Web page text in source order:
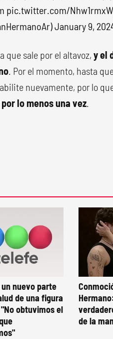
pic.twitter.com/
January 9,
que sale por el altavoz, y el
. Por el momento, hasta
nuevamente, por lo
lo menos una vez.
nuevo parte
de una figura
obtuvimos el
de la